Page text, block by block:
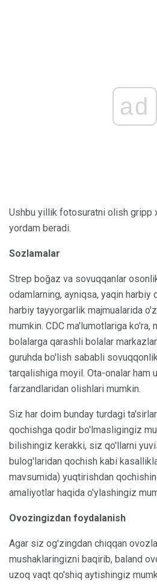
ad
Ushbu yillik fotosuratni olish gripp
yordam beradi.
Sozlamalar
Strep boğaz va sovuqqanlar
odamlarning, ayniqsa, yaqin harbiy
harbiy tayyorgarlik majmualarida
mumkin. CDC ma'lumotlariga ko'ra,
bolalarga qarashli bolalar
guruhda bo'lish sababli
tarqalishiga moyil. Ota-onalar ham
farzandlaridan olishlari mumkin.
Siz har doim bunday turdagi
qochishga qodir bo'lmasligingiz
bilishingiz kerakki, siz qo'llarni
bulog'laridan qochish kabi
mavsumida) yuqtirishdan
amaliyotlar haqida o'ylashingiz
Ovozingizdan foydalanish
Agar siz og'zingdan chiqqan
mushaklaringizni baqirib, baland
uzoq vaqt qo'shiq aytishingiz